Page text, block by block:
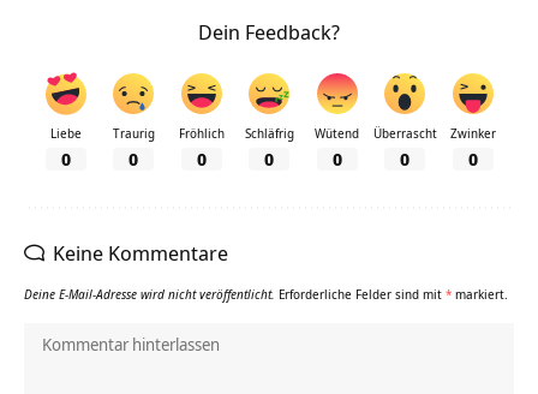
Dein Feedback?
Liebe
0
Traurig
0
Fröhlich
0
Schläfrig
0
Wütend
0
Überrascht
0
Zwinker
0
Keine Kommentare
Deine E-Mail-Adresse wird nicht veröffentlicht. Erforderliche Felder sind mit * markiert.